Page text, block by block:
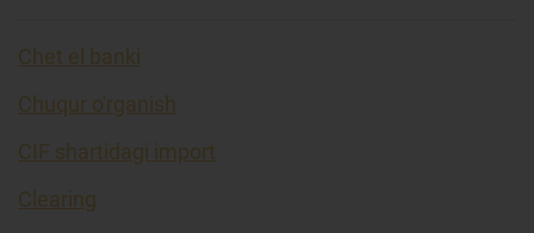
Chet el banki
Chuqur o'rganish
CIF shartidagi import
Clearing